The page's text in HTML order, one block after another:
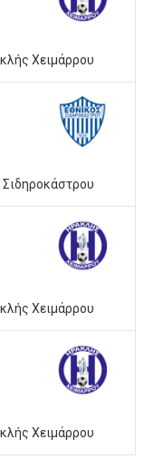
Χειμάρρου
Χειμάρρου
Χειμάρρου